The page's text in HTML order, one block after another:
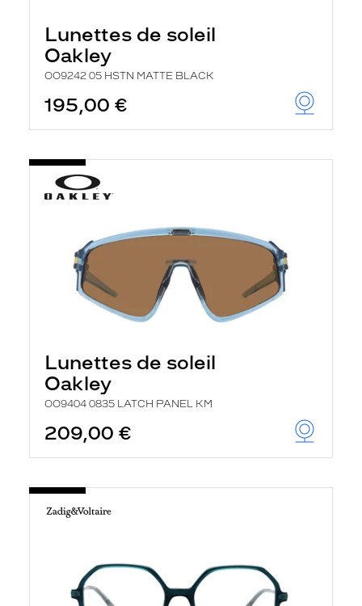
Lunettes de soleil
Oakley
OO9242 05 HSTN MATTE BLACK
195,00 €
Lunettes de soleil
Oakley
OO9404 0835 LATCH PANEL KM
209,00 €